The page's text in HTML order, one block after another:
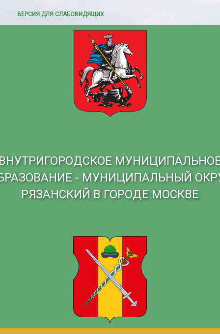
ВЕРСИЯ ДЛЯ СЛАБОВИДЯЩИХ
- МУНИЦИПАЛЬНЫЙ
РЯЗАНСКИЙ В ГОРОДЕ МОСКВЕ